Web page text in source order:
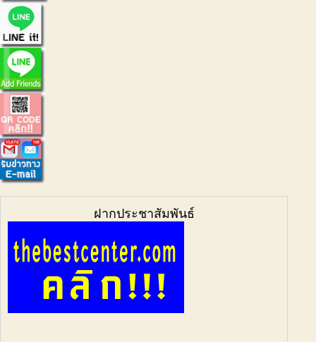
ฝากประชาสัมพันธ์